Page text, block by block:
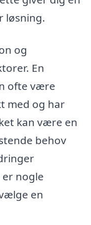
løsning.
og
En
ofte være
med og har
kan være en
behov
nogle
en